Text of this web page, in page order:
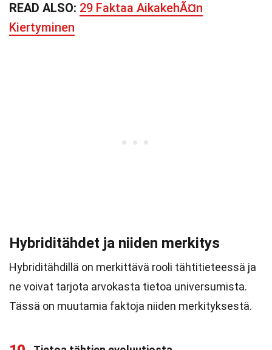
READ ALSO: 29 Faktaa AikakehÃ¤n
Kiertyminen
Hybriditähdet ja niiden merkitys
Hybriditähdillä on merkittävä rooli tähtitieteessä ja
ne voivat tarjota arvokasta tietoa universumista.
Tässä on muutamia faktoja niiden merkityksestä.